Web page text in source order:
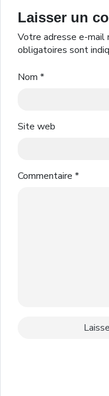
Laisser un
Votre adresse e-mail
obligatoires sont
Nom *
Site web
Commentaire *